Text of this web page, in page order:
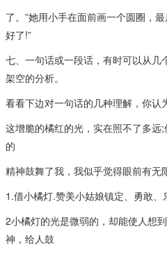
了。”她用小手在面前画一个圆圈，
好了!”
七、一句话或一段话，有时可以从几
架空的分析。
看看下边对一句话的几种理解，你认
这增脆的橘红的光，实在照不了多
的
精神鼓舞了我，我似乎觉得眼前有无
1.借小橘灯.赞美小姑娘镇定、勇敢、
2小橘灯的光是微弱的，却能使人想
神，给人鼓